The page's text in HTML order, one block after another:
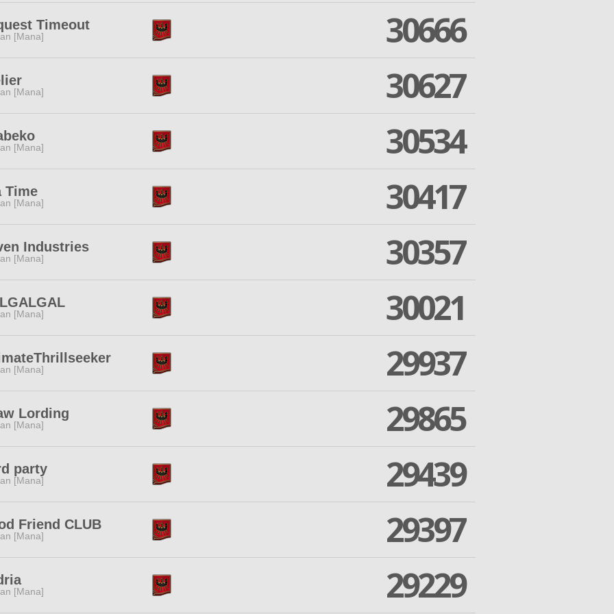
Timeout
[Mana] 30666
[Mana] 30627
[Mana] 30534
Time
[Mana] 30417
Industries
[Mana] 30357
[Mana] 30021
[Mana] 29937
Lording
[Mana] 29865
party
[Mana] 29439
Friend CLUB
[Mana] 29397
[Mana] 29229